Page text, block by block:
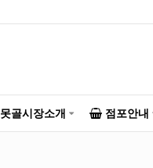
못골시장소개 점포안내